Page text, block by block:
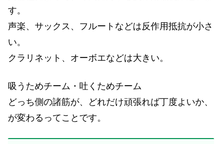
す。
声楽、サックス、フルートなどは反作用抵抗が小さ
い。
クラリネット、オーボエなどは大きい。
吸うためチーム・吐くためチーム
どっち側の諸筋が、どれだけ頑張れば丁度よいか、
が変わるってことです。